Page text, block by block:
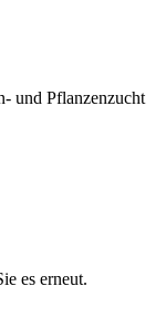
und Pflanzenzucht
es erneut.